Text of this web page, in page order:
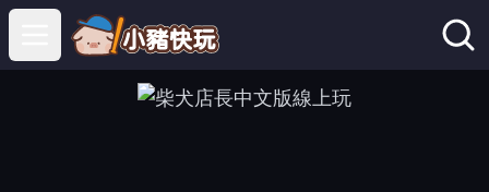
Open main menu